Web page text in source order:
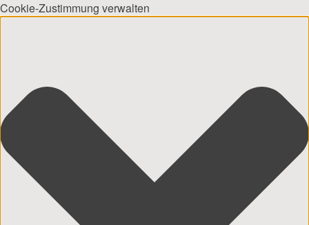
Cookie-Zustimmung verwalten